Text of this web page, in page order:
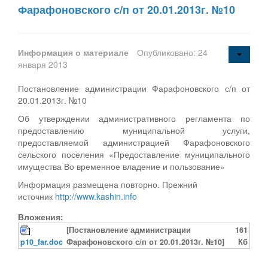
Фарафоновского с/п от 20.01.2013г. №10
Информация о материале
Опубликовано: 24
января 2013
Постановление администрации Фарафоновского с/п от
20.01.2013г. №10
Об утверждении административного регламента по
предоставлению муниципальной услуги,
предоставляемой администрацией Фарафоновского
сельского поселения «Предоставление муниципального
имущества Во временное владение и пользование»
Информация размещена повторно. Прежний
источник http://www.kashin.info
Вложения:
p10_far.doc
[Постановление администрации
Фарафоновского с/п от 20.01.2013г. №10]
161
Кб